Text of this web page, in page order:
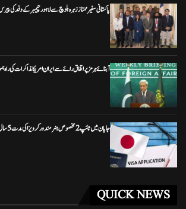
پاکستانی سفیر ممتاز زہرہ بلوچ سے لاہور چیمبر کے وفد کی
آبنائے ہرمز پر اتفاق رائے سے ایران امریکا مذاکرات کی راہ
جاپان میں ٹائپ 2 مخصوص ہنر مند ورکر ویزا کی مدت 5 سال...
QUICK NEWS